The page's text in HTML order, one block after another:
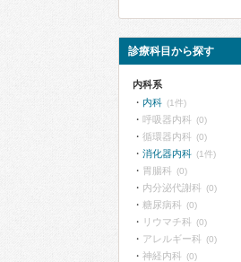
診療科目から探す
内科系
内科 (1件)
呼吸器内科 (0)
循環器内科 (0)
消化器内科 (1件)
胃腸科 (0)
内分泌代謝科 (0)
糖尿病科 (0)
リウマチ科 (0)
アレルギー科 (0)
神経内科 (0)